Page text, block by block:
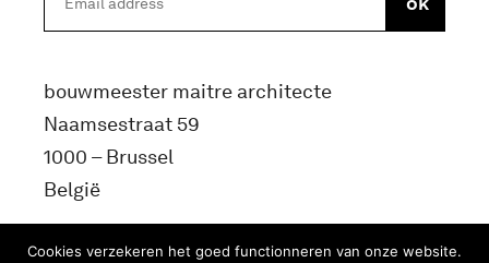
bouwmeester maitre architecte
Naamsestraat 59
1000 – Brussel
België
info@bma.brussels
Cookies verzekeren het goed functionneren van onze website.